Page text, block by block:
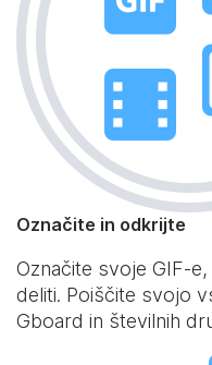
Označite in odkrijte
Označite svoje GIF-
deliti. Poiščite svojo
Gboard in številnih